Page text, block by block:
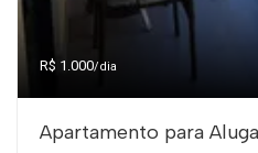
R$ 1.000/dia
Apartamento para